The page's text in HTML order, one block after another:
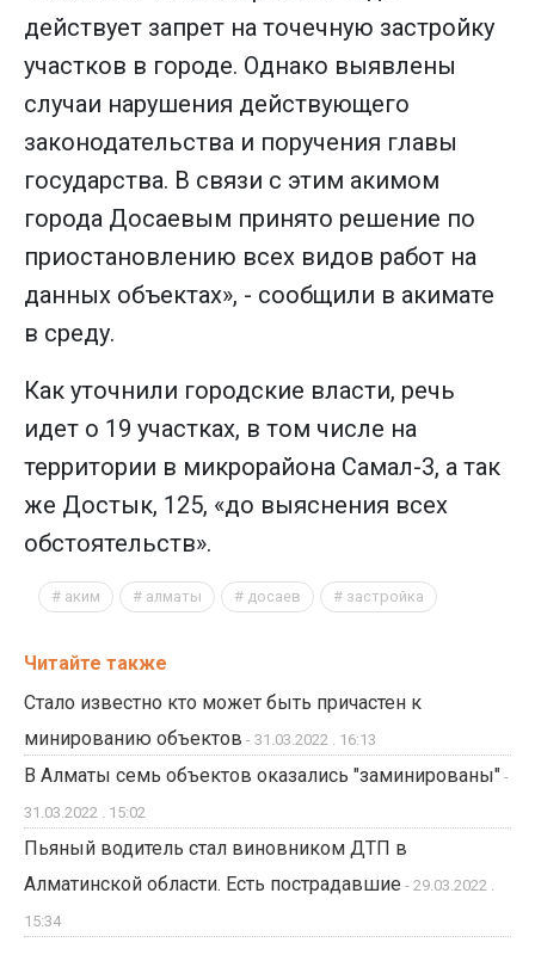
действует запрет на точечную застройку
участков в городе. Однако выявлены
случаи нарушения действующего
законодательства и поручения главы
государства. В связи с этим акимом
города Досаевым принято решение по
приостановлению всех видов работ на
данных объектах», - сообщили в акимате
в среду.
Как уточнили городские власти, речь
идет о 19 участках, в том числе на
территории в микрорайона Самал-3, а так
же Достык, 125, «до выяснения всех
обстоятельств».
аким алматы досаев застройка
Читайте также
Стало известно кто может быть причастен к
минированию объектов - 31.03.2022 . 16:13
В Алматы семь объектов оказались "заминированы" -
31.03.2022 . 15:02
Пьяный водитель стал виновником ДТП в
Алматинской области. Есть пострадавшие - 29.03.2022 .
15:34